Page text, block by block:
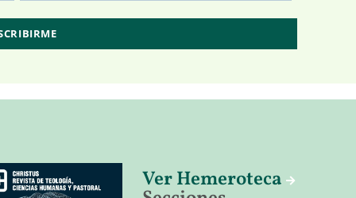
Ver Hemeroteca